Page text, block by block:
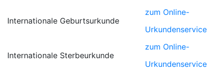
Internationale Geburtsurkunde
zum Online-
Urkundenservice
Internationale Sterbeurkunde
zum Online-
Urkundenservice